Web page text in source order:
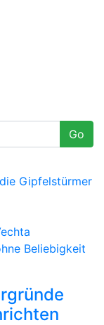
Go
Gipfelstürmer
Beliebigkeit